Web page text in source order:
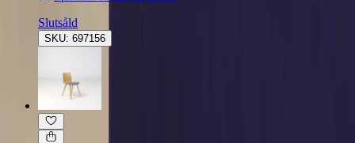
Slutsåld
SKU: 697156